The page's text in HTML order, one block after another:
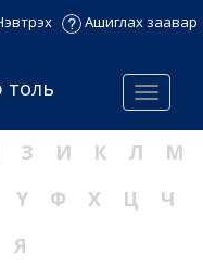
Ашиглах заавар
Menu
толь
З И К Л
М
Ү Ф Х Ц
Ч
Я